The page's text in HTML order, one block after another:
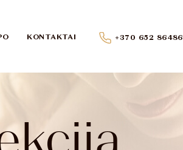
KONTAKTAI +370 652 86486